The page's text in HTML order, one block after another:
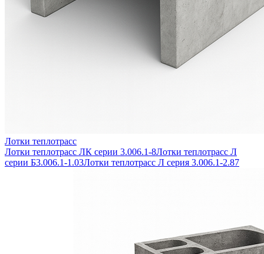
Лотки теплотрасс
Лотки теплотрасс ЛК серии 3.006.1-8Лотки теплотрасс Л
серии Б3.006.1-1.03Лотки теплотрасс Л серия 3.006.1-2.87